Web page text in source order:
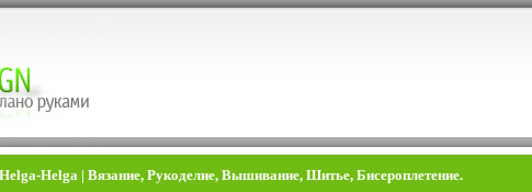
Helga | Вязание, Рукоделие, Вышивание, Шитье, Бисероплетение.